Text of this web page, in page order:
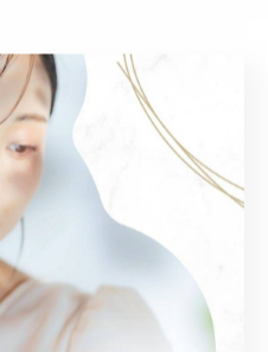
た写真をもとにデザイン
め、「まつ毛パーマ 写真
ておくと安心です。画像
を防ぎ、納得のいく仕上
の伝え方のコツ
、横から見たときの印象